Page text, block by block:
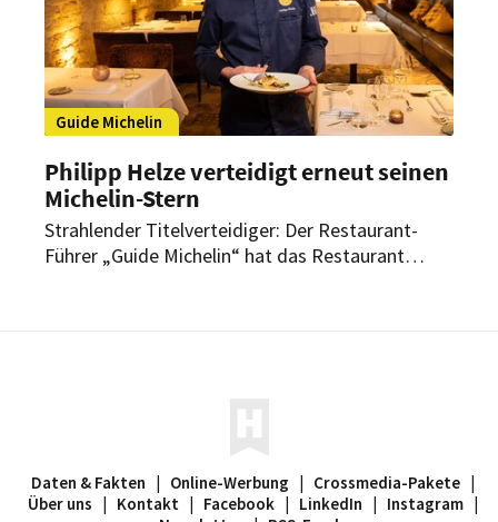
Guide Michelin
Philipp Helze verteidigt erneut seinen
Michelin-Stern
Strahlender Titelverteidiger: Der Restaurant-
Führer „Guide Michelin“ hat das Restaurant
Daten & Fakten | Online-Werbung | Crossmedia-Pakete |
Über uns | Kontakt | Facebook | LinkedIn | Instagram |